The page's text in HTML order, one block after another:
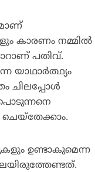
കാരണം നമ്മില്‍
പതിവ്.
യാഥാര്‍ത്ഥ്യം
ചിലപ്പോള്‍
ഉണ്ടാകുമെന്ന